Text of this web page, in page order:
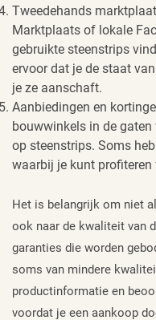
Tweedehands
Marktplaats of lokale
gebruikte steenstrips
ervoor dat je de staat
je ze aanschaft.
Aanbiedingen en
bouwwinkels in de
op steenstrips. Soms
waarbij je kunt profiteren
Het is belangrijk om niet
ook naar de kwaliteit van
garanties die worden
soms van mindere
productinformatie en
voordat je een aankoop